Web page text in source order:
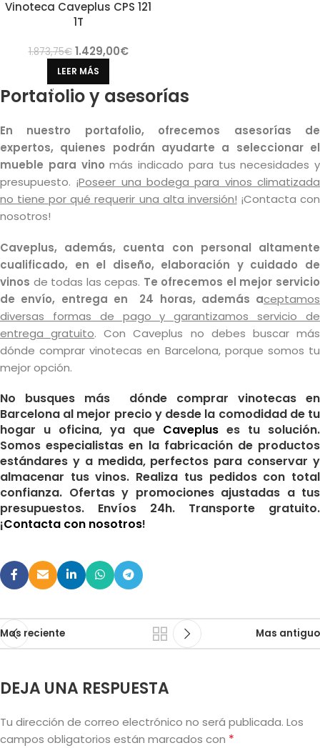
Vinoteca Caveplus CPS 121
1T
1.873,75€ 1.429,00€
LEER MÁS
Portafolio y asesorías
En nuestro portafolio, ofrecemos asesorías de
expertos, quienes podrán ayudarte a seleccionar el
mueble para vino más indicado para tus necesidades y
presupuesto. ¡Poseer una bodega para vinos climatizada
no tiene por qué requerir una alta inversión! ¡Contacta con
nosotros!
Caveplus, además, cuenta con personal altamente
cualificado, en el diseño, elaboración y cuidado de
vinos de todas las cepas. Te ofrecemos el mejor servicio
de envío, entrega en 24 horas, además aceptamos
diversas formas de pago y garantizamos servicio de
entrega gratuito. Con Caveplus no debes buscar más
dónde comprar vinotecas en Barcelona, porque somos tu
mejor opción.
No busques más dónde comprar vinotecas en
Barcelona al mejor precio y desde la comodidad de tu
hogar u oficina, ya que Caveplus es tu solución.
Somos especialistas en la fabricación de productos
estándares y a medida, perfectos para conservar y
almacenar tus vinos. Realiza tus pedidos con total
confianza. Ofertas y promociones ajustadas a tus
presupuestos. Envíos 24h. Transporte gratuito.
¡Contacta con nosotros!
Mas reciente Mas antiguo
DEJA UNA RESPUESTA
Tu dirección de correo electrónico no será publicada. Los
campos obligatorios están marcados con *